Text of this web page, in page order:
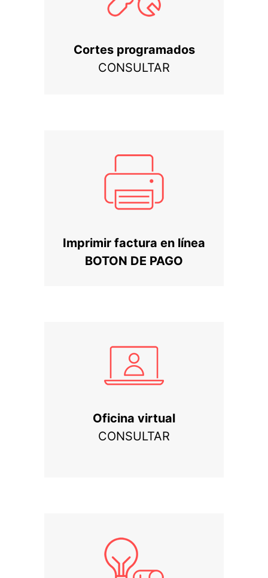
Cortes programados
CONSULTAR
Imprimir factura en línea
BOTON DE PAGO
Oficina virtual
CONSULTAR